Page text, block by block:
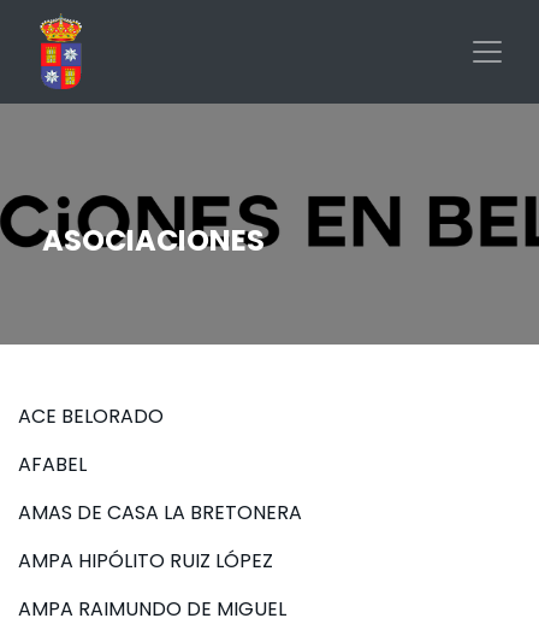
contenido
principal
ASOCIACIONES
ACE BELORADO
AFABEL
AMAS DE CASA LA BRETONERA
AMPA HIPÓLITO RUIZ LÓPEZ
AMPA RAIMUNDO DE MIGUEL